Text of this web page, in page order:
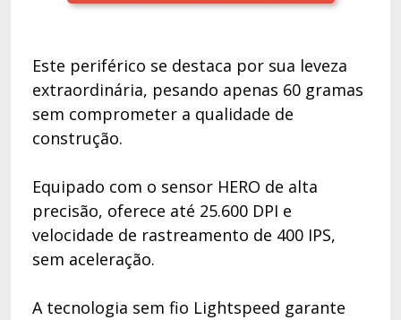
Este periférico se destaca por sua leveza
extraordinária, pesando apenas 60 gramas
sem comprometer a qualidade de
construção.
Equipado com o sensor HERO de alta
precisão, oferece até 25.600 DPI e
velocidade de rastreamento de 400 IPS,
sem aceleração.
A tecnologia sem fio Lightspeed garante